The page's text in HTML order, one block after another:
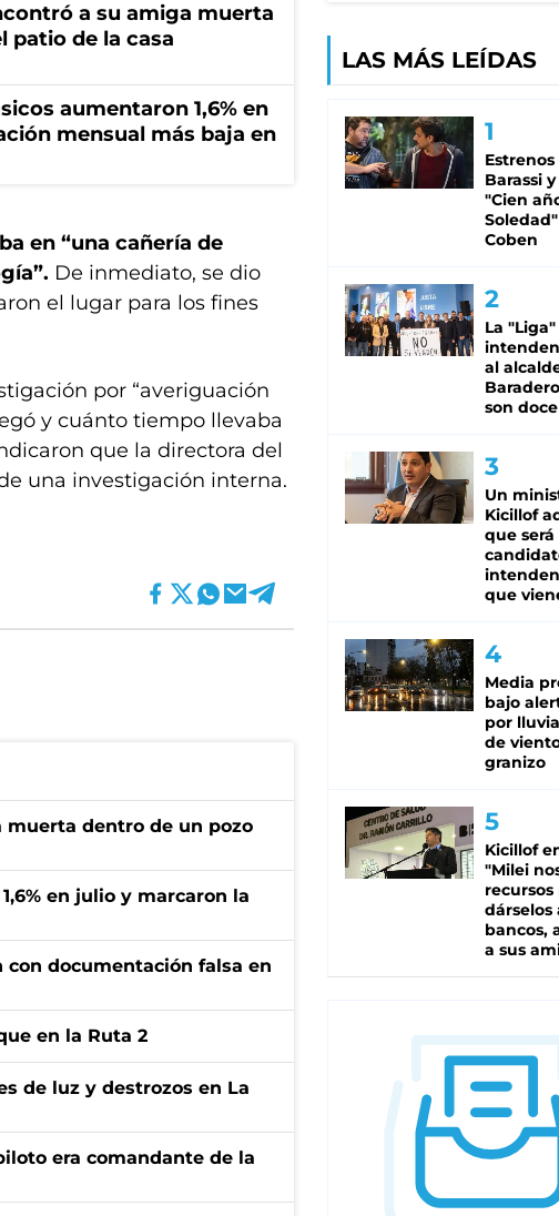
a su amiga muerta
patio de la casa
aumentaron 1,6% en
mensual más baja en
en “una cañería de
De inmediato, se dio
el lugar para los fines
por “averiguación
y cuánto tiempo llevaba
que la directora del
una investigación interna.
muerta dentro de un pozo
en julio y marcaron la
con documentación falsa en
en la Ruta 2
de luz y destrozos en La
era comandante de la
LAS MÁS LEÍDAS
Estrenos
Barassi
"Cien
Coben
La
al
son doce
Un
Kicillof
que será
que
Media
bajo
por
de
granizo
Kicillof
"Milei
recursos
dárselos
bancos,
a sus